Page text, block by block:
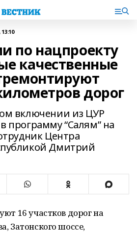
по нацпроекту
качественные
дорог
включении из ЦУР
программу “Салям” на
Центра
Дмитрий
16 участков дорог на
Затонского шоссе,